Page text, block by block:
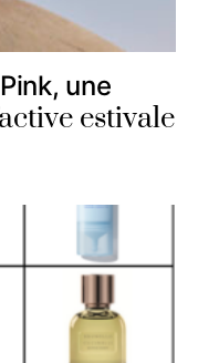
une
estivale